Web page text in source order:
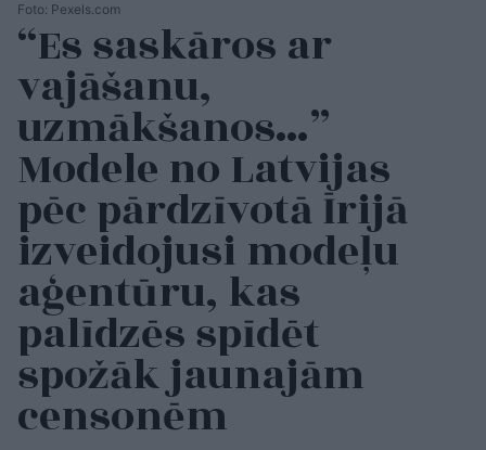
Foto: Pexels.com
“Es saskāros ar
vajāšanu,
uzmākšanos…”
Modele no Latvijas
pēc pārdzīvotā Īrijā
izveidojusi modeļu
aģentūru, kas
palīdzēs spīdēt
spožāk jaunajām
censonēm